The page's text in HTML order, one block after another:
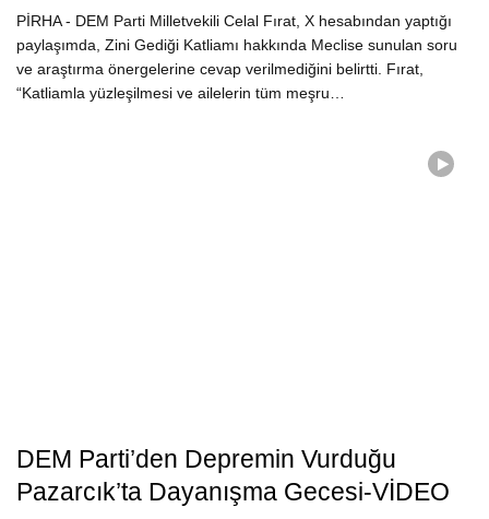
PİRHA - DEM Parti Milletvekili Celal Fırat, X hesabından yaptığı
paylaşımda, Zini Gediği Katliamı hakkında Meclise sunulan soru
ve araştırma önergelerine cevap verilmediğini belirtti. Fırat,
“Katliamla yüzleşilmesi ve ailelerin tüm meşru…
DEM Parti’den Depremin Vurduğu
Pazarcık’ta Dayanışma Gecesi-VİDEO